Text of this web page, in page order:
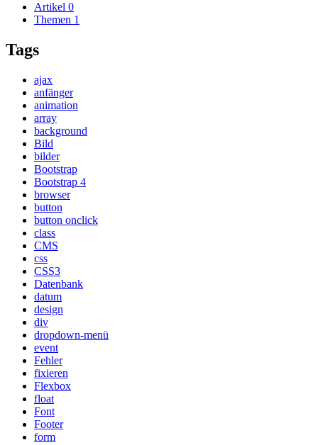
Artikel 0
Themen 1
Tags
ajax
anfänger
animation
array
background
Bild
bilder
Bootstrap
Bootstrap 4
browser
button
button onclick
class
CMS
css
CSS3
Datenbank
datum
design
div
dropdown-menü
event
Fehler
fixieren
Flexbox
float
Font
Footer
form